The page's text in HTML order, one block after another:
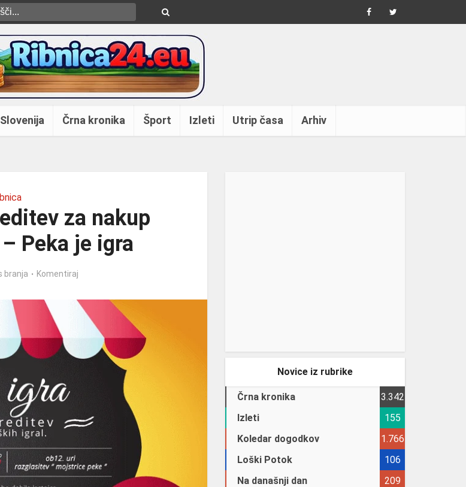
Slovenija Črna kronika Šport Izleti Utrip časa Arhiv
za nakup
Peka je igra
branja Komentiraj
Novice iz rubrike
Črna kronika
3.342
Izleti
155
Koledar dogodkov
1.766
Loški Potok
106
Na današnji dan
209